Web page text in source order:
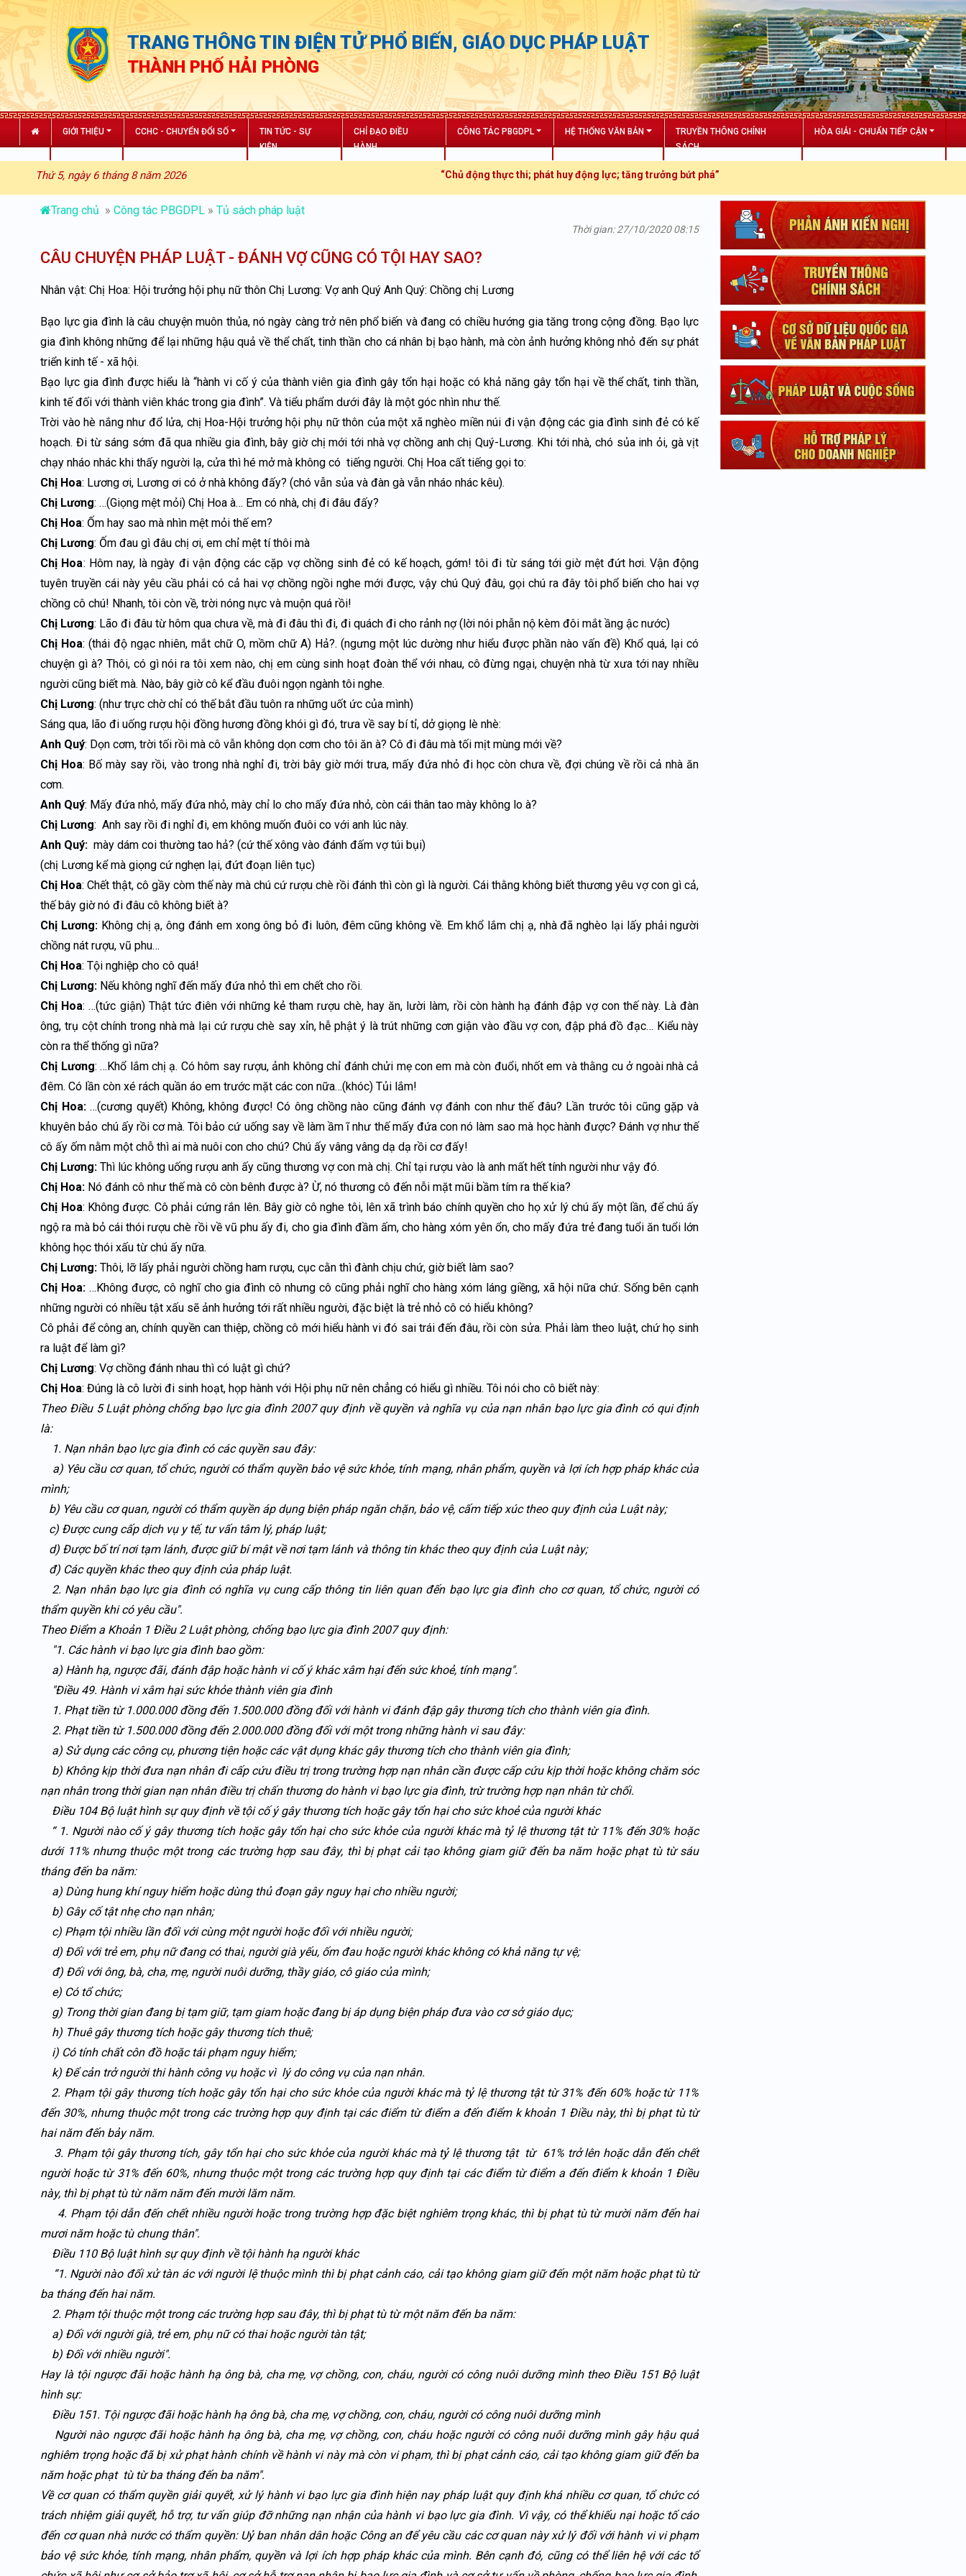
TRANG THÔNG TIN ĐIỆN TỬ PHỔ BIẾN, GIÁO DỤC PHÁP LUẬT
THÀNH PHỐ HẢI PHÒNG
GIỚI THIỆU CCHC - CHUYỂN ĐỔI SỐ
TIN TỨC - SỰ
KIỆN
CHỈ ĐẠO ĐIỀU
HÀNH
CÔNG TÁC PBGDPL HỆ THỐNG VĂN BẢN
TRUYỀN THÔNG CHÍNH
SÁCH
HÒA GIẢI - CHUẨN TIẾP CẬN
Thứ 5, ngày 6 tháng 8 năm 2026 “Chủ động thực thi; phát huy động lực; tăng trưởng bứt phá”
Trang chủ »Công tác PBGDPL »Tủ sách pháp luật
Thời gian: 27/10/2020 08:15
CÂU CHUYỆN PHÁP LUẬT - ĐÁNH VỢ CŨNG CÓ TỘI HAY SAO?
Nhân vật: Chị Hoa: Hội trưởng hội phụ nữ thôn Chị Lương: Vợ anh Quý Anh Quý: Chồng chị Lương
Bạo lực gia đình là câu chuyện muôn thủa, nó ngày càng trở nên phổ biến và đang có chiều hướng gia tăng trong cộng đồng. Bạo lực
gia đình không những để lại những hậu quả về thể chất, tinh thần cho cá nhân bị bạo hành, mà còn ảnh hưởng không nhỏ đến sự phát
triển kinh tế - xã hội.
Bạo lực gia đình được hiểu là “hành vi cố ý của thành viên gia đình gây tổn hại hoặc có khả năng gây tổn hại về thể chất, tinh thần,
kinh tế đối với thành viên khác trong gia đình”. Và tiểu phẩm dưới đây là một góc nhìn như thế.
Trời vào hè nắng như đổ lửa, chị Hoa-Hội trưởng hội phụ nữ thôn của một xã nghèo miền núi đi vận động các gia đình sinh đẻ có kế
hoạch. Đi từ sáng sớm đã qua nhiều gia đình, bây giờ chị mới tới nhà vợ chồng anh chị Quý-Lương. Khi tới nhà, chó sủa inh ỏi, gà vịt
chạy nháo nhác khi thấy người lạ, cửa thì hé mở mà không có tiếng người. Chị Hoa cất tiếng gọi to:
Chị Hoa: Lương ơi, Lương ơi có ở nhà không đấy? (chó vẫn sủa và đàn gà vẫn nháo nhác kêu).
Chị Lương: …(Giọng mệt mỏi) Chị Hoa à… Em có nhà, chị đi đâu đấy?
Chị Hoa: Ốm hay sao mà nhìn mệt mỏi thế em?
Chị Lương: Ốm đau gì đâu chị ơi, em chỉ mệt tí thôi mà
Chị Hoa: Hôm nay, là ngày đi vận động các cặp vợ chồng sinh đẻ có kế hoạch, gớm! tôi đi từ sáng tới giờ mệt đứt hơi. Vận động
tuyên truyền cái này yêu cầu phải có cả hai vợ chồng ngồi nghe mới được, vậy chú Quý đâu, gọi chú ra đây tôi phổ biến cho hai vợ
chồng cô chú! Nhanh, tôi còn về, trời nóng nực và muộn quá rồi!
Chị Lương: Lão đi đâu từ hôm qua chưa về, mà đi đâu thì đi, đi quách đi cho rảnh nợ (lời nói phẫn nộ kèm đôi mắt ầng ậc nước)
Chị Hoa: (thái độ ngạc nhiên, mắt chữ O, mồm chữ A) Hả?. (ngưng một lúc dường như hiểu được phần nào vấn đề) Khổ quá, lại có
chuyện gì à? Thôi, có gì nói ra tôi xem nào, chị em cùng sinh hoạt đoàn thể với nhau, cô đừng ngại, chuyện nhà từ xưa tới nay nhiều
người cũng biết mà. Nào, bây giờ cô kể đầu đuôi ngọn ngành tôi nghe.
Chị Lương: (như trực chờ chỉ có thế bắt đầu tuôn ra những uốt ức của mình)
Sáng qua, lão đi uống rượu hội đồng hương đồng khói gì đó, trưa về say bí tỉ, dở giọng lè nhè:
Anh Quý: Dọn cơm, trời tối rồi mà cô vẫn không dọn cơm cho tôi ăn à? Cô đi đâu mà tối mịt mùng mới về?
Chị Hoa: Bố mày say rồi, vào trong nhà nghỉ đi, trời bây giờ mới trưa, mấy đứa nhỏ đi học còn chưa về, đợi chúng về rồi cả nhà ăn
cơm.
Anh Quý: Mấy đứa nhỏ, mấy đứa nhỏ, mày chỉ lo cho mấy đứa nhỏ, còn cái thân tao mày không lo à?
Chị Lương: Anh say rồi đi nghỉ đi, em không muốn đuôi co với anh lúc này.
Anh Quý: mày dám coi thường tao hả? (cứ thế xông vào đánh đấm vợ túi bụi)
(chị Lương kể mà giọng cứ nghẹn lại, đứt đoạn liên tục)
Chị Hoa: Chết thật, cô gầy còm thế này mà chú cứ rượu chè rồi đánh thì còn gì là người. Cái thằng không biết thương yêu vợ con gì cả,
thế bây giờ nó đi đâu cô không biết à?
Chị Lương: Không chị ạ, ông đánh em xong ông bỏ đi luôn, đêm cũng không về. Em khổ lắm chị ạ, nhà đã nghèo lại lấy phải người
chồng nát rượu, vũ phu…
Chị Hoa: Tội nghiệp cho cô quá!
Chị Lương: Nếu không nghĩ đến mấy đứa nhỏ thì em chết cho rồi.
Chị Hoa: …(tức giận) Thật tức điên với những kẻ tham rượu chè, hay ăn, lười làm, rồi còn hành hạ đánh đập vợ con thế này. Là đàn
ông, trụ cột chính trong nhà mà lại cứ rượu chè say xỉn, hễ phật ý là trút những cơn giận vào đầu vợ con, đập phá đồ đạc… Kiểu này
còn ra thể thống gì nữa?
Chị Lương: …Khổ lắm chị ạ. Có hôm say rượu, ảnh không chỉ đánh chửi mẹ con em mà còn đuổi, nhốt em và thằng cu ở ngoài nhà cả
đêm. Có lần còn xé rách quần áo em trước mặt các con nữa…(khóc) Tủi lắm!
Chị Hoa:…(cương quyết) Không, không được! Có ông chồng nào cũng đánh vợ đánh con như thế đâu? Lần trước tôi cũng gặp và
khuyên bảo chú ấy rồi cơ mà. Tôi bảo cứ uống say về làm ầm ĩ như thế mấy đứa con nó làm sao mà học hành được? Đánh vợ như thế
cô ấy ốm nằm một chỗ thì ai mà nuôi con cho chú? Chú ấy vâng vâng dạ dạ rồi cơ đấy!
Chị Lương: Thì lúc không uống rượu anh ấy cũng thương vợ con mà chị. Chỉ tại rượu vào là anh mất hết tính người như vậy đó.
Chị Hoa: Nó đánh cô như thế mà cô còn bênh được à? Ừ, nó thương cô đến nỗi mặt mũi bầm tím ra thế kia?
Chị Hoa: Không được. Cô phải cứng rắn lên. Bây giờ cô nghe tôi, lên xã trình báo chính quyền cho họ xử lý chú ấy một lần, để chú ấy
ngộ ra mà bỏ cái thói rượu chè rồi về vũ phu ấy đi, cho gia đình đầm ấm, cho hàng xóm yên ổn, cho mấy đứa trẻ đang tuổi ăn tuổi lớn
không học thói xấu từ chú ấy nữa.
Chị Lương: Thôi, lỡ lấy phải người chồng ham rượu, cục cằn thì đành chịu chứ, giờ biết làm sao?
Chị Hoa: …Không được, cô nghĩ cho gia đình cô nhưng cô cũng phải nghĩ cho hàng xóm láng giềng, xã hội nữa chứ. Sống bên cạnh
những người có nhiều tật xấu sẽ ảnh hưởng tới rất nhiều người, đặc biệt là trẻ nhỏ cô có hiểu không?
Cô phải để công an, chính quyền can thiệp, chồng cô mới hiểu hành vi đó sai trái đến đâu, rồi còn sửa. Phải làm theo luật, chứ họ sinh
ra luật để làm gì?
Chị Lương: Vợ chồng đánh nhau thì có luật gì chứ?
Chị Hoa: Đúng là cô lười đi sinh hoạt, họp hành với Hội phụ nữ nên chẳng có hiểu gì nhiều. Tôi nói cho cô biết này:
Theo Điều 5 Luật phòng chống bạo lực gia đình 2007 quy định về quyền và nghĩa vụ của nạn nhân bạo lực gia đình có qui định
là:
1. Nạn nhân bạo lực gia đình có các quyền sau đây:
a) Yêu cầu cơ quan, tổ chức, người có thẩm quyền bảo vệ sức khỏe, tính mạng, nhân phẩm, quyền và lợi ích hợp pháp khác của
mình;
b) Yêu cầu cơ quan, người có thẩm quyền áp dụng biện pháp ngăn chặn, bảo vệ, cấm tiếp xúc theo quy định của Luật này;
c) Được cung cấp dịch vụ y tế, tư vấn tâm lý, pháp luật;
d) Được bố trí nơi tạm lánh, được giữ bí mật về nơi tạm lánh và thông tin khác theo quy định của Luật này;
đ) Các quyền khác theo quy định của pháp luật.
2. Nạn nhân bạo lực gia đình có nghĩa vụ cung cấp thông tin liên quan đến bạo lực gia đình cho cơ quan, tổ chức, người có
thẩm quyền khi có yêu cầu".
Theo Điểm a Khoản 1 Điều 2 Luật phòng, chống bạo lực gia đình 2007 quy định:
"1. Các hành vi bạo lực gia đình bao gồm:
a) Hành hạ, ngược đãi, đánh đập hoặc hành vi cố ý khác xâm hại đến sức khoẻ, tính mạng".
"Điều 49. Hành vi xâm hại sức khỏe thành viên gia đình
1. Phạt tiền từ 1.000.000 đồng đến 1.500.000 đồng đối với hành vi đánh đập gây thương tích cho thành viên gia đình.
2. Phạt tiền từ 1.500.000 đồng đến 2.000.000 đồng đối với một trong những hành vi sau đây:
a) Sử dụng các công cụ, phương tiện hoặc các vật dụng khác gây thương tích cho thành viên gia đình;
b) Không kịp thời đưa nạn nhân đi cấp cứu điều trị trong trường hợp nạn nhân cần được cấp cứu kịp thời hoặc không chăm sóc
nạn nhân trong thời gian nạn nhân điều trị chấn thương do hành vi bạo lực gia đình, trừ trường hợp nạn nhân từ chối.
Điều 104 Bộ luật hình sự quy định về tội cố ý gây thương tích hoặc gây tổn hại cho sức khoẻ của người khác
“ 1. Người nào cố ý gây thương tích hoặc gây tổn hại cho sức khỏe của người khác mà tỷ lệ thương tật từ 11% đến 30% hoặc
dưới 11% nhưng thuộc một trong các trường hợp sau đây, thì bị phạt cải tạo không giam giữ đến ba năm hoặc phạt tù từ sáu
tháng đến ba năm:
a) Dùng hung khí nguy hiểm hoặc dùng thủ đoạn gây nguy hại cho nhiều người;
b) Gây cố tật nhẹ cho nạn nhân;
c) Phạm tội nhiều lần đối với cùng một người hoặc đối với nhiều người;
d) Đối với trẻ em, phụ nữ đang có thai, người già yếu, ốm đau hoặc người khác không có khả năng tự vệ;
đ) Đối với ông, bà, cha, mẹ, người nuôi dưỡng, thầy giáo, cô giáo của mình;
e) Có tổ chức;
g) Trong thời gian đang bị tạm giữ, tạm giam hoặc đang bị áp dụng biện pháp đưa vào cơ sở giáo dục;
h) Thuê gây thương tích hoặc gây thương tích thuê;
i) Có tính chất côn đồ hoặc tái phạm nguy hiểm;
k) Để cản trở người thi hành công vụ hoặc vì lý do công vụ của nạn nhân.
2. Phạm tội gây thương tích hoặc gây tổn hại cho sức khỏe của người khác mà tỷ lệ thương tật từ 31% đến 60% hoặc từ 11%
đến 30%, nhưng thuộc một trong các trường hợp quy định tại các điểm từ điểm a đến điểm k khoản 1 Điều này, thì bị phạt tù từ
hai năm đến bảy năm.
3. Phạm tội gây thương tích, gây tổn hại cho sức khỏe của người khác mà tỷ lệ thương tật từ 61% trở lên hoặc dẫn đến chết
người hoặc từ 31% đến 60%, nhưng thuộc một trong các trường hợp quy định tại các điểm từ điểm a đến điểm k khoản 1 Điều
này, thì bị phạt tù từ năm năm đến mười lăm năm.
4. Phạm tội dẫn đến chết nhiều người hoặc trong trường hợp đặc biệt nghiêm trọng khác, thì bị phạt tù từ mười năm đến hai
mươi năm hoặc tù chung thân".
Điều 110 Bộ luật hình sự quy định về tội hành hạ người khác
“1. Người nào đối xử tàn ác với người lệ thuộc mình thì bị phạt cảnh cáo, cải tạo không giam giữ đến một năm hoặc phạt tù từ
ba tháng đến hai năm.
2. Phạm tội thuộc một trong các trường hợp sau đây, thì bị phạt tù từ một năm đến ba năm:
a) Đối với người già, trẻ em, phụ nữ có thai hoặc người tàn tật;
b) Đối với nhiều người".
Hay là tội ngược đãi hoặc hành hạ ông bà, cha mẹ, vợ chồng, con, cháu, người có công nuôi dưỡng mình theo Điều 151 Bộ luật
hình sự:
Điều 151. Tội ngược đãi hoặc hành hạ ông bà, cha mẹ, vợ chồng, con, cháu, người có công nuôi dưỡng mình
Người nào ngược đãi hoặc hành hạ ông bà, cha mẹ, vợ chồng, con, cháu hoặc người có công nuôi dưỡng mình gây hậu quả
nghiêm trọng hoặc đã bị xử phạt hành chính về hành vi này mà còn vi phạm, thì bị phạt cảnh cáo, cải tạo không giam giữ đến ba
năm hoặc phạt tù từ ba tháng đến ba năm".
Về cơ quan có thẩm quyền giải quyết, xử lý hành vi bạo lực gia đình hiện nay pháp luật quy định khá nhiều cơ quan, tổ chức có
trách nhiệm giải quyết, hỗ trợ, tư vấn giúp đỡ những nạn nhận của hành vi bạo lực gia đình. Vì vậy, có thể khiếu nại hoặc tố cáo
đến cơ quan nhà nước có thẩm quyền: Uỷ ban nhân dân hoặc Công an để yêu cầu các cơ quan này xử lý đối với hành vi vi phạm
bảo vệ sức khỏe, tính mạng, nhân phẩm, quyền và lợi ích hợp pháp khác của mình. Bên cạnh đó, cũng có thể liên hệ với các tổ